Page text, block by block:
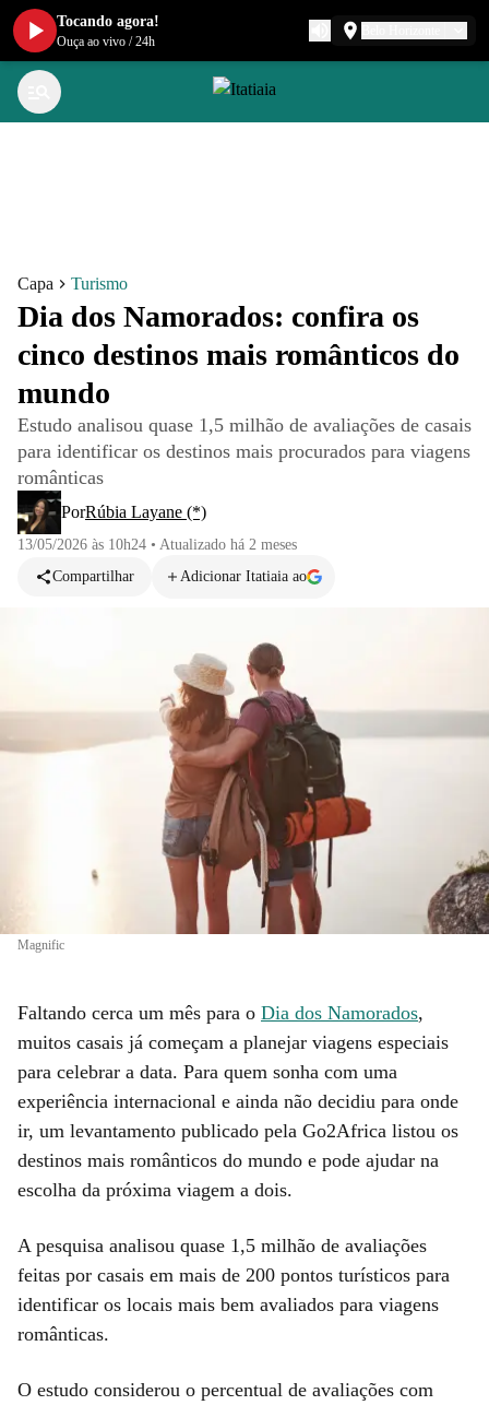
Capa Turismo
Dia dos Namorados: confira os
cinco destinos mais românticos do
mundo
Estudo analisou quase 1,5 milhão de avaliações de casais
para identificar os destinos mais procurados para viagens
românticas
PorRúbia Layane (*)
13/05/2026 às 10h24 • Atualizado há 2 meses
Compartilhar
Adicionar Itatiaia ao
Magnific
Faltando cerca um mês para o Dia dos Namorados,
muitos casais já começam a planejar viagens especiais
para celebrar a data. Para quem sonha com uma
experiência internacional e ainda não decidiu para onde
ir, um levantamento publicado pela Go2Africa listou os
destinos mais românticos do mundo e pode ajudar na
escolha da próxima viagem a dois.
A pesquisa analisou quase 1,5 milhão de avaliações
feitas por casais em mais de 200 pontos turísticos para
identificar os locais mais bem avaliados para viagens
românticas.
O estudo considerou o percentual de avaliações com
Tocando agora!
Ouça ao vivo /24h